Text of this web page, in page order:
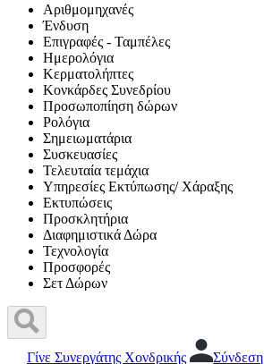
Αριθμομηχανές
Ένδυση
Επιγραφές - Ταμπέλες
Ημερολόγια
Κερματολήπτες
Κονκάρδες Συνεδρίου
Προσωποπίηση δώρων
Ρολόγια
Σημειωματάρια
Συσκευασίες
Τελευταία τεμάχια
Υπηρεσίες Εκτύπωσης/ Χάραξης
Εκτυπώσεις
Προσκλητήρια
Διαφημιστικά Δώρα
Τεχνολογία
Προσφορές
Σετ Δώρων
Γίνε Συνεργάτης Χονδρικής Σύνδεση